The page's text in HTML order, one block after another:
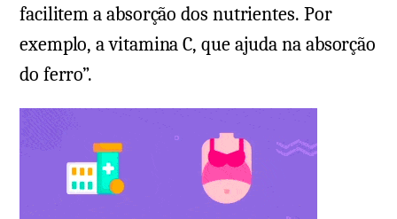
facilitem a absorção dos nutrientes. Por
exemplo, a vitamina C, que ajuda na absorção
do ferro”.